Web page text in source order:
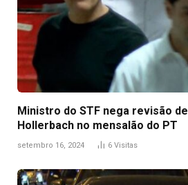
Ministro do STF nega revisão
Hollerbach no mensalão do PT
setembro 16, 2024 6 Visitas